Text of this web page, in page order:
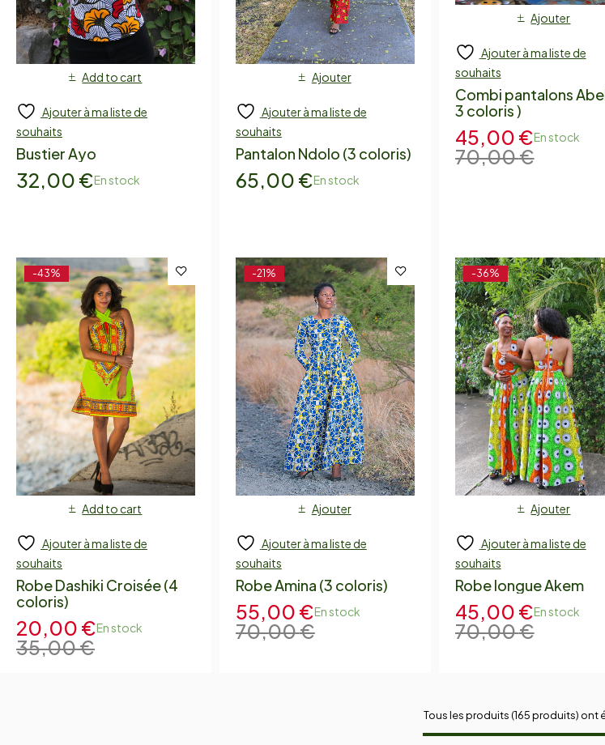
Add to cart
Ajouter à ma liste de
souhaits
Bustier Ayo
32,00 €En stock
Ajouter
Ajouter à ma liste de
souhaits
Pantalon Ndolo (3 coloris)
65,00 €En stock
Ajouter
Ajouter à ma liste de
souhaits
Combi pantalons
3 coloris )
70,00€
45,00 €En stock
-43%
Add to cart
Ajouter à ma liste de
souhaits
Robe Dashiki Croisée (4
coloris)
35,00€
20,00 €En stock
-21%
Ajouter
Ajouter à ma liste de
souhaits
Robe Amina (3 coloris)
70,00€
55,00 €En stock
-36%
Ajouter
Ajouter à ma liste de
souhaits
Robe longue Akem
70,00€
45,00 €En stock
Tous les produits (165 produits) ont